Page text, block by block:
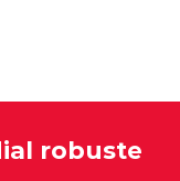
robuste